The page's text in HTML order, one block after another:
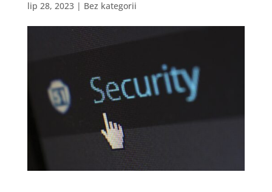
lip 28, 2023| Bez kategorii